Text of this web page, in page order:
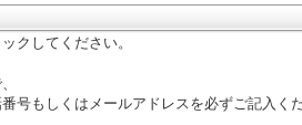
クしてください。
号もしくはメールアドレスを必ずご記入くだ